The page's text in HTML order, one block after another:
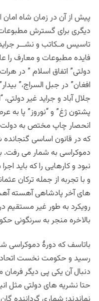
پیش از آن در زمان شاه امان
ديگری برای گسترش
تاسيس مـكاتب و نشــر
دولتی” اتفاق اسلام ” در
افغان” در جبل السراج،”
جلال آباد و جرايد غير
پشتون ژغ” و “نوروز” پا به
انحصار چاپ مختص به دولت
كه در قانون اساسی
دموكراسی به شمار می رفت.
نبود و كارهايی را كه بايد
و با تجربه از جمله تركان
های آخر پادشاهی آهسته
رویکرد به طور غير مستقيم
بالاخره منجر به سرنگونی
باتاسف که دورۀ دموکراسی
رسید و حکومت نخست
دنبال آن یکی پی دیگر فرمان
حتا نشریه های دولتی مثل